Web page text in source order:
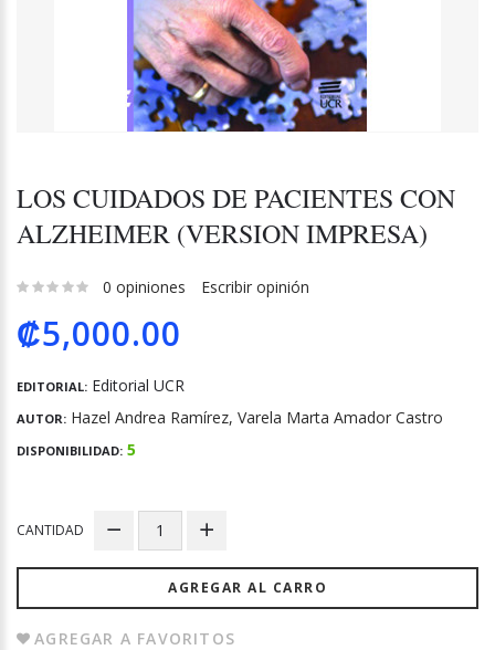
LOS CUIDADOS DE PACIENTES CON
ALZHEIMER (VERSION IMPRESA)
0 opiniones Escribir opinión
₡5,000.00
EDITORIAL: Editorial UCR
AUTOR: Hazel Andrea Ramírez, Varela Marta Amador Castro
DISPONIBILIDAD: 5
CANTIDAD
AGREGAR AL CARRO
AGREGAR A FAVORITOS